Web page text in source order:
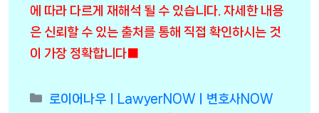
에 따라 다르게 재해석 될 수 있습니다. 자세한 내용
은 신뢰할 수 있는 출처를 통해 직접 확인하시는 것
이 가장 정확합니다■
Categories
로이어나우ㅣLawyerNOWㅣ변호사NOW